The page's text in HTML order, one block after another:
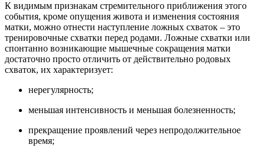
К видимым признакам стремительного приближения этого
события, кроме опущения живота и изменения состояния
матки, можно отнести наступление ложных схваток – это
тренировочные схватки перед родами. Ложные схватки или
спонтанно возникающие мышечные сокращения матки
достаточно просто отличить от действительно родовых
схваток, их характеризует:
нерегулярность;
меньшая интенсивность и меньшая болезненность;
прекращение проявлений через непродолжительное
время;